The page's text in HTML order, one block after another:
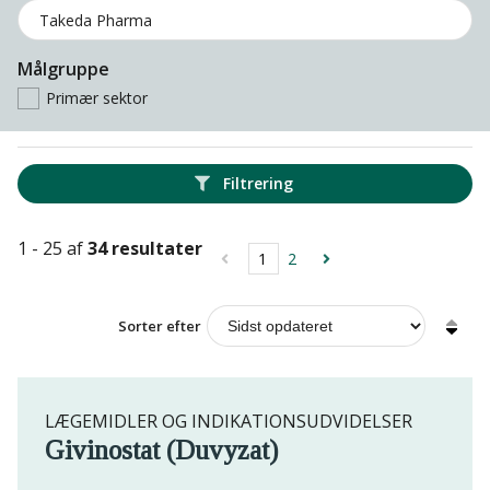
Målgruppe
Primær sektor
Filtrering
1 - 25 af34 resultater 1 2
Sorter efter
LÆGEMIDLER OG INDIKATIONSUDVIDELSER
Givinostat (Duvyzat)